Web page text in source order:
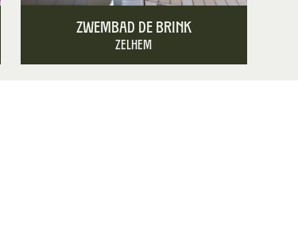
Zwembad de Brink
Zelhem